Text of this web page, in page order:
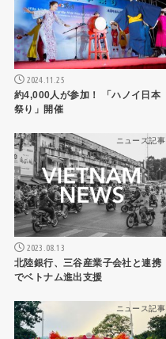
2024.11.25
約4,000人が参加！ 「ハノイ日本
祭り」開催
ニュース記事
2023.08.13
北陸銀行、三谷産業子会社と連携
でベトナム進出支援
ニュース記事